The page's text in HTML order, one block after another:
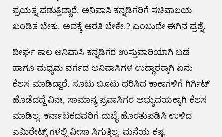
ಪ್ರಯತ್ನ ಪಡುತ್ತಿದ್ದಾರೆ. ಅನಿವಾಸಿ ಕನ್ನಡಿಗರಿಗೆ ಸಚಿವಾಲಯ
ಖಂಡಿತ ಬೇಕು. ಅದಕ್ಕೆ ಆರತಿ ಬೇಕೇ.? ಎಂಬುದೇ ಈಗಿನ ಪ್ರಶ್ನೆ.
ದೀರ್ಘ ಕಾಲ ಅನಿವಾಸಿ ಕನ್ನಡಿಗರ ಉಸ್ತುವಾರಿಯಾಗಿ ಬಡ
ಹಾಗೂ ಮಧ್ಯಮ ವರ್ಗದ ಅನಿವಾಸಿಗಳ ಉದ್ಧಾರಕ್ಕಾಗಿ ಏನು
ಕೆಲಸ ಮಾಡಿದ್ದಾರೆ. ಸೂಟು ಬೂಟು ಧರಿಸಿದ ಕಾಕಾಗಳಿಗೆ ಗಿರ್ಗಿಟ್
ಹೊಡೆದದ್ದೆ ವಿನಃ, ಸಾಮಾನ್ಯ ಪ್ರವಾಸಿಗರ ಅಭ್ಯುದಯಕ್ಕಾಗಿ ಕೆಲಸ
ಮಾಡಿಲ್ಲ. ಕರ್ನಾಟಕದವರಿಗೆ ದುಬೈ ಹೊರತುಪಡಿಸಿ ಉಳಿದ
ಎಮಿರೇಟ್ಸ್ ಗಳಲ್ಲಿ ವೀಸಾ ಸಿಗುತ್ತಿಲ್ಲ. ಮನೆಯ ಕಷ್ಟ